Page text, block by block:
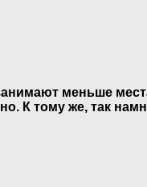
меньше
К тому же, так